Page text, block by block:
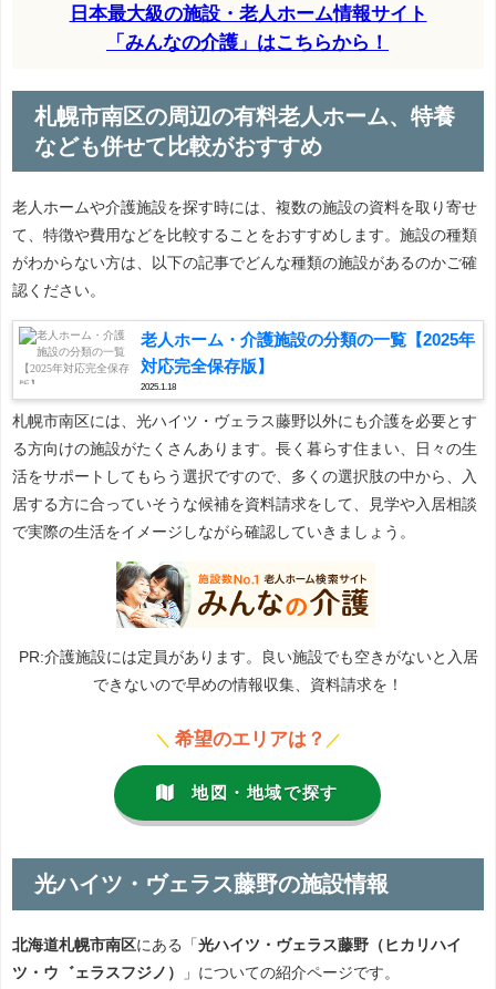
日本最大級の施設・老人ホーム情報サイト
「みんなの介護」はこちらから！
札幌市南区の周辺の有料老人ホーム、特養
なども併せて比較がおすすめ
老人ホームや介護施設を探す時には、複数の施設の資料を取り寄せ
て、特徴や費用などを比較することをおすすめします。施設の種類
がわからない方は、以下の記事でどんな種類の施設があるのかご確
認ください。
老人ホーム・介護施設の分類の一覧【2025年
対応完全保存版】
2025.1.18
札幌市南区には、光ハイツ・ヴェラス藤野以外にも介護を必要とす
る方向けの施設がたくさんあります。長く暮らす住まい、日々の生
活をサポートしてもらう選択ですので、多くの選択肢の中から、入
居する方に合っていそうな候補を資料請求をして、見学や入居相談
で実際の生活をイメージしながら確認していきましょう。
PR:介護施設には定員があります。良い施設でも空きがないと入居
できないので早めの情報収集、資料請求を！
＼ 希望のエリアは？ ／
地図・地域で探す
光ハイツ・ヴェラス藤野の施設情報
北海道札幌市南区にある「 光ハイツ・ヴェラス藤野（ヒカリハイ
ツ・ウ゛ェラスフジノ）
」についての紹介ページです。